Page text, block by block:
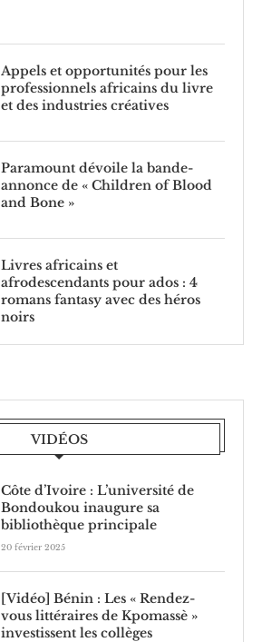
Appels et opportunités pour les
professionnels africains du livre
et des industries créatives
Paramount dévoile la bande-
annonce de « Children of Blood
and Bone »
Livres africains et
afrodescendants pour ados : 4
romans fantasy avec des héros
noirs
VIDÉOS
Côte d’Ivoire : L’université de
Bondoukou inaugure sa
bibliothèque principale
20 février 2025
[Vidéo] Bénin : Les « Rendez-
vous littéraires de Kpomassè »
investissent les collèges